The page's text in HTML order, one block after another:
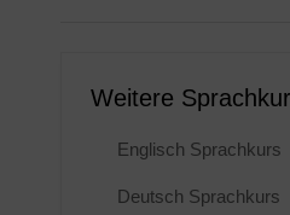
Weitere
Englisch Sprachkurs
Deutsch Sprachkurs